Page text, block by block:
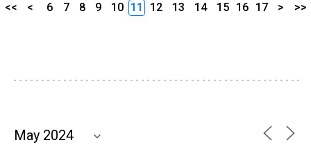
<< < 6 7 8 9 10 11 12 13 14 15 16 17 > >>